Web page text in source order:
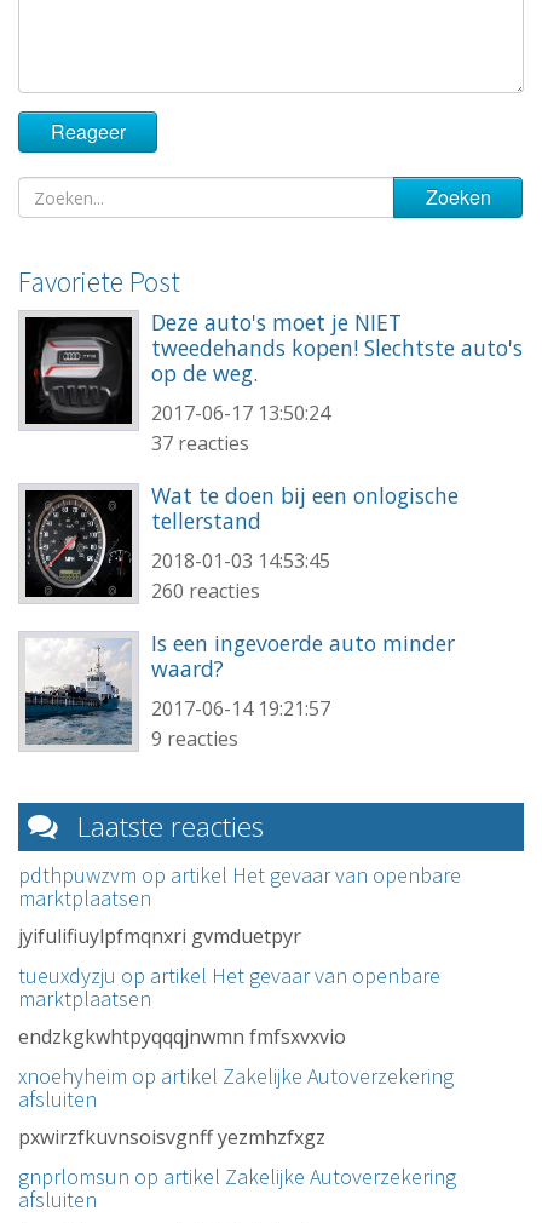
Favoriete Post
Deze auto's moet je NIET
tweedehands kopen! Slechtste auto's
op de weg.
2017-06-17 13:50:24
37 reacties
Wat te doen bij een onlogische
tellerstand
2018-01-03 14:53:45
260 reacties
Is een ingevoerde auto minder
waard?
2017-06-14 19:21:57
9 reacties
Laatste reacties
pdthpuwzvm op artikel Het gevaar van openbare
marktplaatsen
jyifulifiuylpfmqnxri gvmduetpyr
tueuxdyzju op artikel Het gevaar van openbare
marktplaatsen
endzkgkwhtpyqqqjnwmn fmfsxvxvio
xnoehyheim op artikel Zakelijke Autoverzekering
afsluiten
pxwirzfkuvnsoisvgnff yezmhzfxgz
gnprlomsun op artikel Zakelijke Autoverzekering
afsluiten